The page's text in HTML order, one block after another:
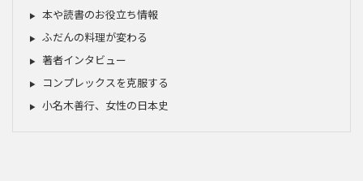
本や読書のお役立ち情報
ふだんの料理が変わる
著者インタビュー
コンプレックスを克服する
小名木善行、女性の日本史